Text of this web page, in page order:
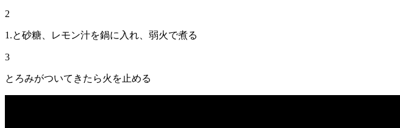
2
1.と砂糖、レモン汁を鍋に入れ、弱火で煮る
3
とろみがついてきたら火を止める